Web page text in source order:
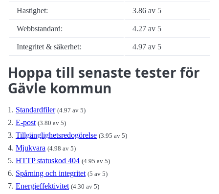
Hastighet:
3.86 av 5
Webbstandard: 4.27 av 5
Integritet & säkerhet: 4.97 av 5
Hoppa till senaste tester för
Gävle kommun
Standardfiler (4.97 av 5)
E-post (3.80 av 5)
Tillgänglighetsredogörelse (3.95 av 5)
Mjukvara (4.98 av 5)
HTTP statuskod 404 (4.95 av 5)
Spårning och integritet (5 av 5)
Energieffektivitet (4.30 av 5)